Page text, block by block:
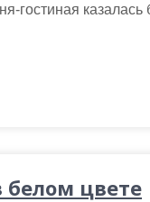
гостиная
цвете